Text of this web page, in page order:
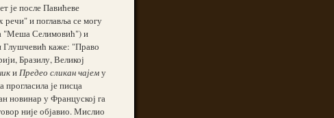
је после Павићеве
и поглавља се могу
"Меша Селимовић") и
Глушчевић каже: "Право
Бразилу, Великој
иПредео сликан чајему
је писца
новинар у Француској га
није објавио. Мислио